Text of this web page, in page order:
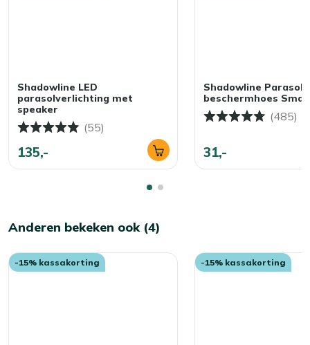
Shadowline LED
parasolverlichting met
speaker
(55)
135,-
Shadowline Parasol
beschermhoes Small
(485)
31,-
Anderen bekeken ook (4)
-15% kassakorting -15% kassakorting